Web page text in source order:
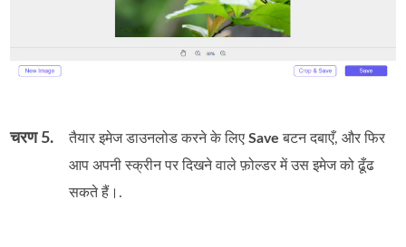
चरण 5. तैयार इमेज डाउनलोड करने के लिएSave बटन दबाएँ, और फिर
आप अपनी स्क्रीन पर दिखने वाले फ़ोल्डर में उस इमेज को ढूँढ
सकते हैं।.